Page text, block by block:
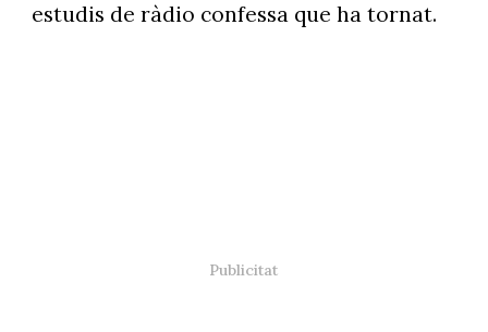
estudis de ràdio confessa que ha tornat.